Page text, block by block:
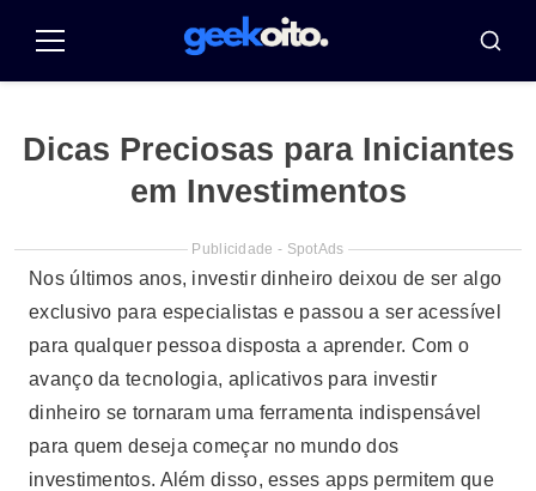
paraMenu
Dicas Preciosas para Iniciantes
em Investimentos
Publicidade - SpotAds
Nos últimos anos, investir dinheiro deixou de ser algo
exclusivo para especialistas e passou a ser acessível
para qualquer pessoa disposta a aprender. Com o
avanço da tecnologia, aplicativos para investir
dinheiro se tornaram uma ferramenta indispensável
para quem deseja começar no mundo dos
investimentos. Além disso, esses apps permitem que